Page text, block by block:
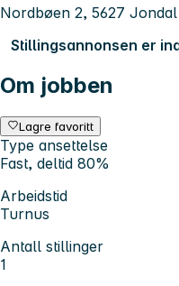
Nordbøen 2, 5627 Jondal
Stillingsannonsen er
Om jobben
Lagre favoritt
Type ansettelse
Fast, deltid 80%
Arbeidstid
Turnus
Antall stillinger
1